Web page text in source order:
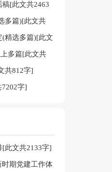
[此文共2463
多篇)[此文共
(精选多篇)[此文
多篇[此文共
共812字]
字]
[此文共2133字]
期党建工作体